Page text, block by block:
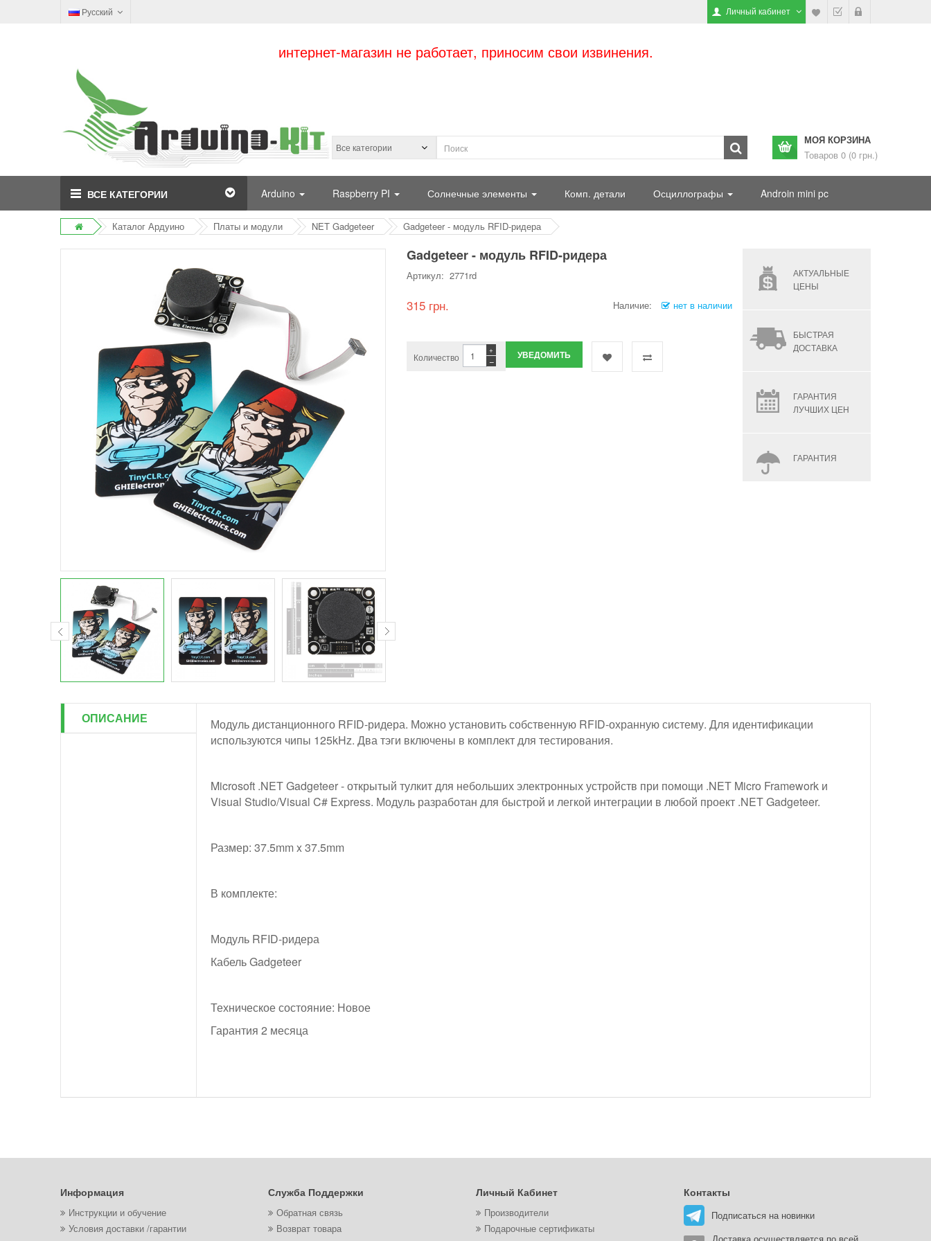
Русский Личный кабинет
интернет-магазин не работает, приносим свои извинения.
МОЯ КОРЗИНА
Товаров 0 (0 грн.)
ВСЕ КАТЕГОРИИ Arduino Raspberry PI Солнечные элементы Комп. детали Осциллографы Androin mini pc
Каталог Ардуино Платы и модули NET Gadgeteer Gadgeteer - модуль RFID-ридера
Gadgeteer - модуль RFID-ридера
Артикул: 2771rd
315 грн. Наличие: нет в наличии
Количество −
+ УВЕДОМИТЬ
АКТУАЛЬНЫЕ
ЦЕНЫ
БЫСТРАЯ
ДОСТАВКА
ГАРАНТИЯ
ЛУЧШИХ ЦЕН
ГАРАНТИЯ
ОПИСАНИЕ
Модуль дистанционного RFID-ридера. Можно установить собственную RFID-охранную систему. Для идентификации
используются чипы 125kHz. Два тэги включены в комплект для тестирования.
Microsoft .NET Gadgeteer - открытый тулкит для небольших электронных устройств при помощи .NET Micro Framework и
Visual Studio/Visual C# Express. Модуль разработан для быстрой и легкой интеграции в любой проект .NET Gadgeteer.
Размер: 37.5mm x 37.5mm
В комплекте:
Модуль RFID-ридера
Кабель Gadgeteer
Техническое состояние: Новое
Гарантия 2 месяца
Информация
Инструкции и обучение
Условия доставки /гарантии
Служба Поддержки
Обратная связь
Возврат товара
Личный Кабинет
Производители
Подарочные сертификаты
Контакты
Подписаться на новинки